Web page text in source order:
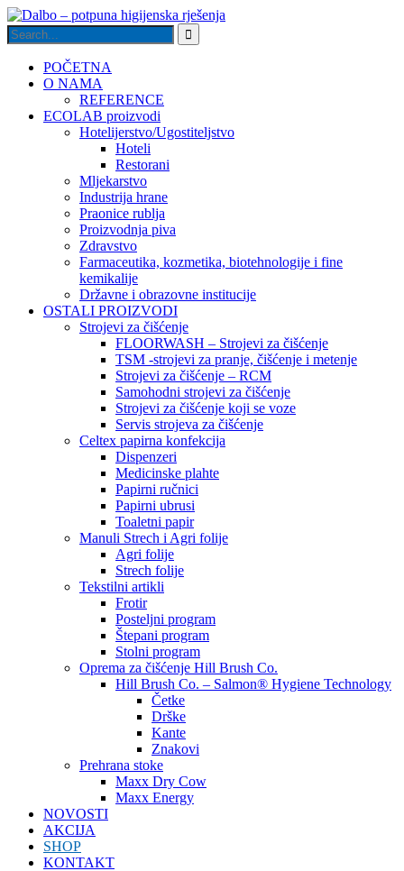
POČETNA
O NAMA
REFERENCE
ECOLAB proizvodi
Hotelijerstvo/Ugostiteljstvo
Hoteli
Restorani
Mljekarstvo
Industrija hrane
Praonice rublja
Proizvodnja piva
Zdravstvo
Farmaceutika, kozmetika, biotehnologije i fine
kemikalije
Državne i obrazovne institucije
OSTALI PROIZVODI
Strojevi za čišćenje
FLOORWASH – Strojevi za čišćenje
TSM -strojevi za pranje, čišćenje i metenje
Strojevi za čišćenje – RCM
Samohodni strojevi za čišćenje
Strojevi za čišćenje koji se voze
Servis strojeva za čišćenje
Celtex papirna konfekcija
Dispenzeri
Medicinske plahte
Papirni ručnici
Papirni ubrusi
Toaletni papir
Manuli Strech i Agri folije
Agri folije
Strech folije
Tekstilni artikli
Frotir
Posteljni program
Štepani program
Stolni program
Oprema za čišćenje Hill Brush Co.
Hill Brush Co. – Salmon® Hygiene Technology
Četke
Drške
Kante
Znakovi
Prehrana stoke
Maxx Dry Cow
Maxx Energy
NOVOSTI
AKCIJA
SHOP
KONTAKT